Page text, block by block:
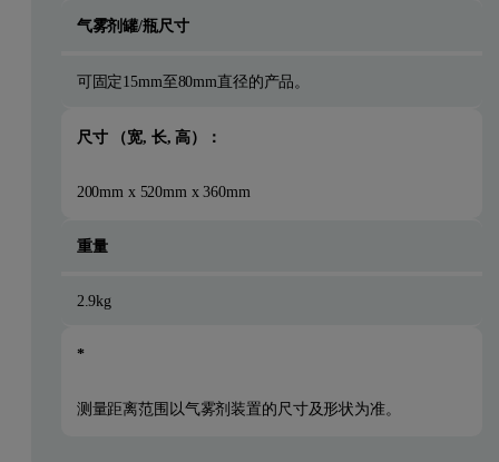
气雾剂罐/瓶尺寸
可固定15mm至80mm直径的产品。
尺寸 （宽, 长, 高）：
200mm x 520mm x 360mm
重量
2.9kg
*
测量距离范围以气雾剂装置的尺寸及形状为准。